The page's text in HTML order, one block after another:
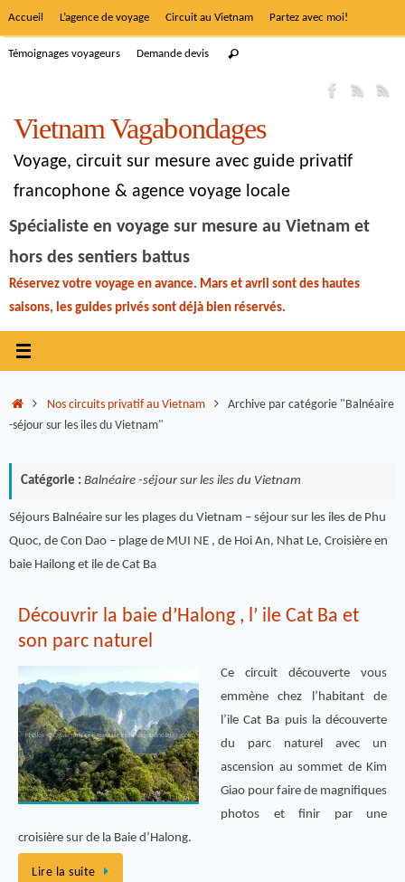
Accueil L’agence de voyage Circuit au Vietnam Partez avec moi!
Témoignages voyageurs Demande devis
Vietnam Vagabondages
Voyage, circuit sur mesure avec guide privatif
francophone & agence voyage locale
Spécialiste en voyage sur mesure au Vietnam et
hors des sentiers battus
Réservez votre voyage en avance. Mars et avril sont des hautes
saisons, les guides privés sont déjà bien réservés.
Nos circuits privatif au Vietnam
Archive par catégorie "Balnéaire
-séjour sur les iles du Vietnam"
Catégorie : Balnéaire -séjour sur les iles du Vietnam
Séjours Balnéaire sur les plages du Vietnam – séjour sur les iles de Phu
Quoc, de Con Dao – plage de MUI NE , de Hoi An, Nhat Le, Croisière en
baie Hailong et ile de Cat Ba
Découvrir la baie d’Halong , l’ ile Cat Ba et
son parc naturel
Ce circuit découverte vous
emmène chez l’habitant de
l’ile Cat Ba puis la découverte
du parc naturel avec un
ascension au sommet de Kim
Giao pour faire de magnifiques
photos et finir par une
croisière sur de la Baie d’Halong.
Lire la suite